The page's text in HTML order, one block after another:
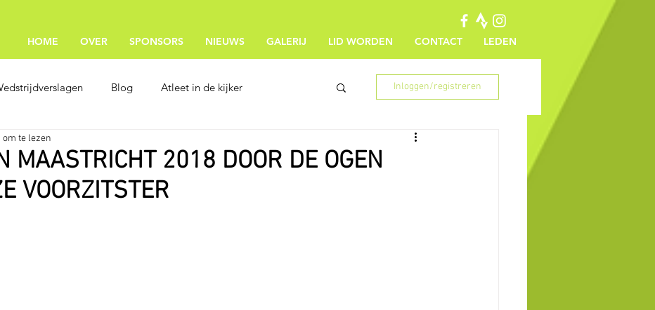
HOME OVER SPONSORS NIEUWS GALERIJ LID WORDEN CONTACT LEDEN
Blog Atleet in de kijker Inloggen/registreren
MAASTRICHT 2018 DOOR DE OGEN
VOORZITSTER
om te lezen